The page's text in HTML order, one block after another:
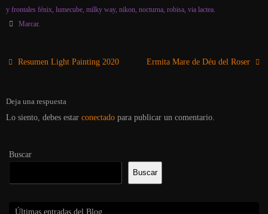
y frontales fénix, lumecube, milky way, nikon, nocturna, robisa, via lactea.
Marcar.
Resumen Light Painting 2020 Ermita Mare de Déu del Roser
Deja una respuesta
Lo siento, debes estar conectado para publicar un comentario.
Buscar
Buscar
Últimas entradas del Blog